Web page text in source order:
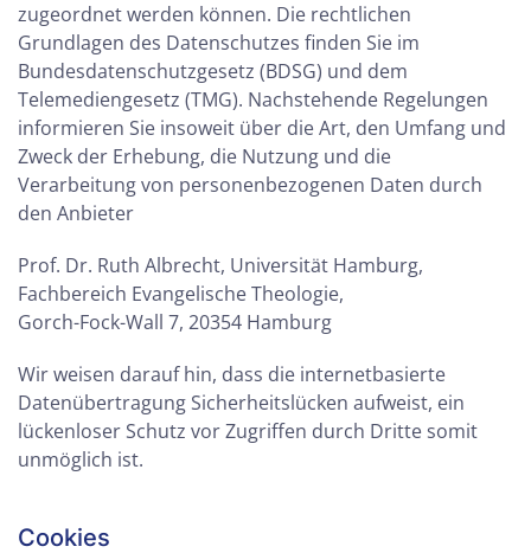
zugeordnet werden können. Die rechtlichen
Grundlagen des Datenschutzes finden Sie im
Bundesdatenschutzgesetz (BDSG) und dem
Telemediengesetz (TMG). Nachstehende Regelungen
informieren Sie insoweit über die Art, den Umfang und
Zweck der Erhebung, die Nutzung und die
Verarbeitung von personenbezogenen Daten durch
den Anbieter
Prof. Dr. Ruth Albrecht, Universität Hamburg,
Fachbereich Evangelische Theologie,
Gorch-Fock-Wall 7, 20354 Hamburg
Wir weisen darauf hin, dass die internetbasierte
Datenübertragung Sicherheitslücken aufweist, ein
lückenloser Schutz vor Zugriffen durch Dritte somit
unmöglich ist.
Cookies